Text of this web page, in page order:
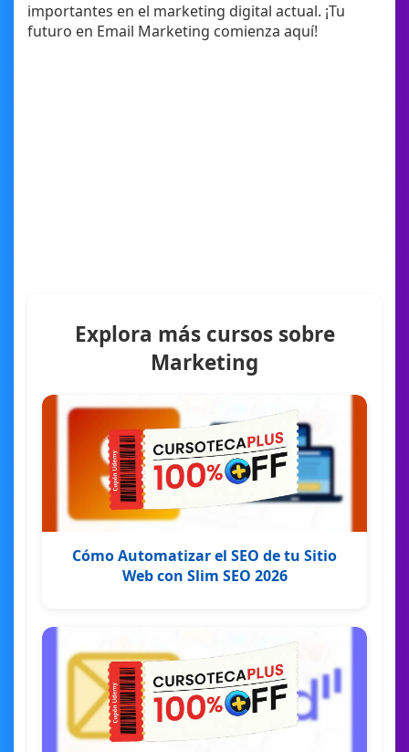
importantes en el marketing digital actual. ¡Tu
futuro en Email Marketing comienza aquí!
Explora más cursos sobre
Marketing
Cómo Automatizar el SEO de tu Sitio
Web con Slim SEO 2026